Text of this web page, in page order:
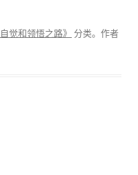
自觉和领悟之路》 分类。 作者